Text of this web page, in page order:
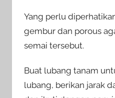
Yang perlu
gembur dan porous
semai tersebut.
Buat lubang tanam
lubang, berikan jarak